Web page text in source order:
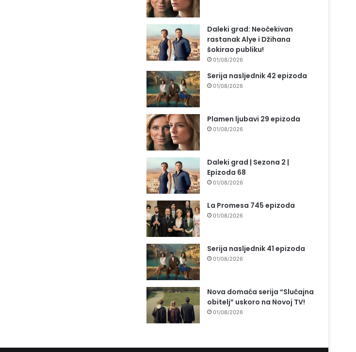
Daleki grad: Neočekivan
rastanak Alye i Džihana
šokirao publiku!
01/08/2026
Serija nasljednik 42 epizoda
01/08/2026
Plamen ljubavi 29 epizoda
01/08/2026
Daleki grad | Sezona 2 |
Epizoda 68
01/08/2026
La Promesa 745 epizoda
01/08/2026
Serija nasljednik 41 epizoda
01/08/2026
Nova domaća serija “Slučajna
obitelj” uskoro na Novoj TV!
01/08/2026